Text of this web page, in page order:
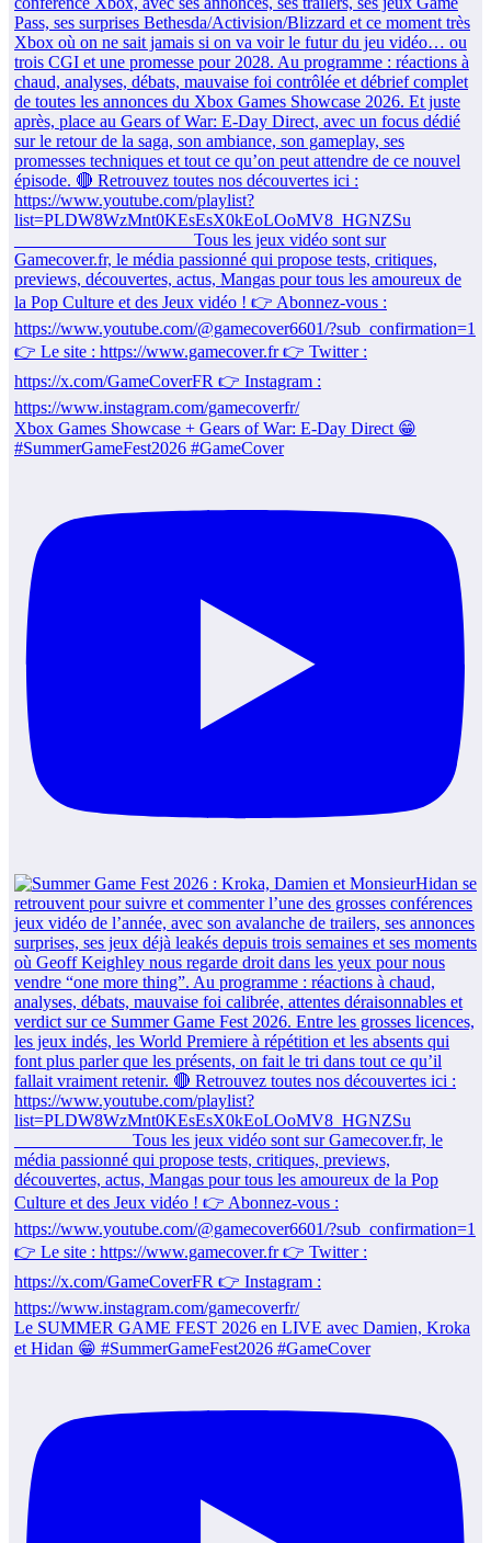
Xbox Games Showcase + Gears of War: E-Day Direct 😁
#SummerGameFest2026 #GameCover
Le SUMMER GAME FEST 2026 en LIVE avec Damien, Kroka
et Hidan 😁 #SummerGameFest2026 #GameCover